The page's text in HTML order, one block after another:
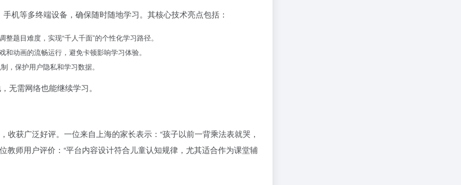
机等多终端设备，确保随时随地学习。其核心技术亮点包括：
题目难度，实现“千人千面”的个性化学习路径。
和动画的流畅运行，避免卡顿影响学习体验。
，保护用户隐私和学习数据。
无需网络也能继续学习。
收获广泛好评。一位来自上海的家长表示：“孩子以前一背乘法表就哭，
教师用户评价：“平台内容设计符合儿童认知规律，尤其适合作为课堂辅